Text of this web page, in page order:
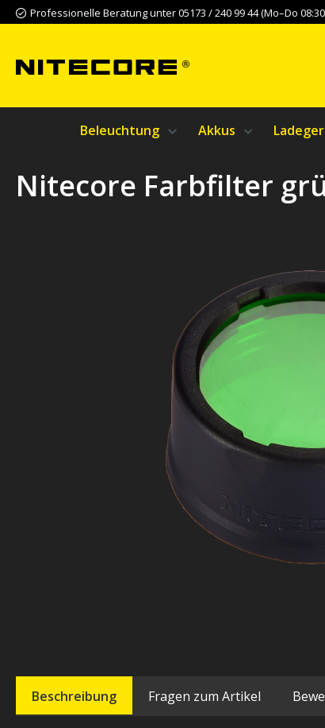
Hauptinhalt springen
Zur Suche springen
Zur Hauptnavigation springen
Professionelle Beratung unter 05173 / 240 99 44 (Mo–Do
Beleuchtung Akkus
Nitecore Farbfilter
Beschreibung Fragen zum Artikel